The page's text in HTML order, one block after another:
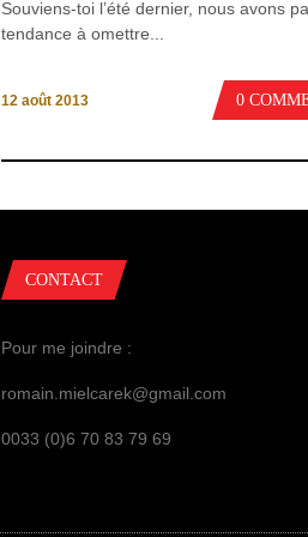
Souviens-toi l’été dernier, nous avons
tendance à omettre...
12 août 2013 0
CONTACT
Pour me joindre :
romain.mielcarek@gmail.com
0033 (0)6 70 83 79 69